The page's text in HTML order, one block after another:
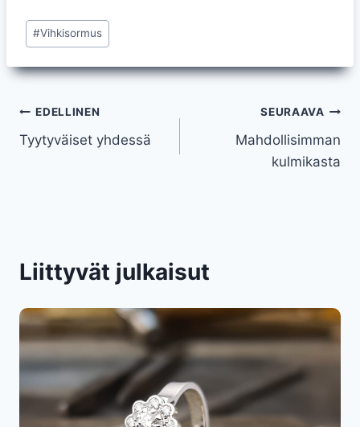
Avainsanat:
#Vihkisormus
Artikkelien
selaus
EDELLINEN
Tyytyväiset yhdessä
SEURAAVA
Mahdollisimman
kulmikasta
Liittyvät julkaisut